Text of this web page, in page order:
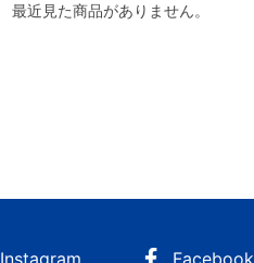
最近見た商品がありません。
Instagram Facebook